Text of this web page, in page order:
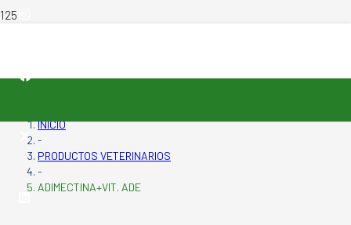
INICIO
-
PRODUCTOS VETERINARIOS
-
ADIMECTINA+VIT. ADE